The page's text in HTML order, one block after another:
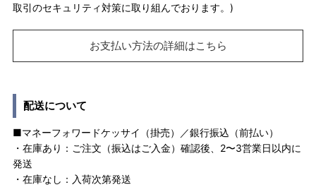
取引のセキュリティ対策に取り組んでおります。)
お支払い方法の詳細はこちら
配送について
■マネーフォワードケッサイ（掛売）／銀行振込（前払い）
・在庫あり：ご注文（振込はご入金）確認後、2〜3営業日以内に
発送
・在庫なし：入荷次第発送